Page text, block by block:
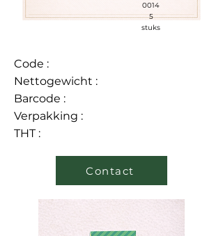
0014
5
stuks
Code :
Nettogewicht :
Barcode :
Verpakking :
THT :
Contact